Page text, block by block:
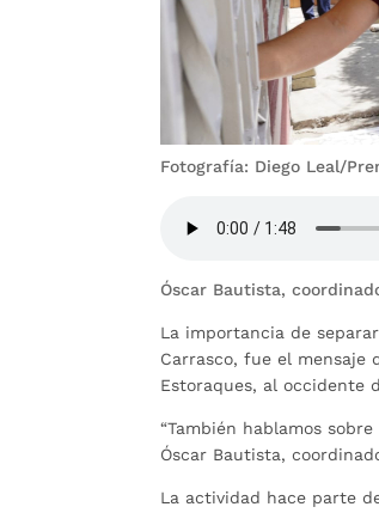
Fotografía: Diego Leal/
Óscar Bautista,
La importancia de
Carrasco, fue el mensaje
Estoraques, al occidente
“También hablamos
Óscar Bautista,
La actividad hace parte